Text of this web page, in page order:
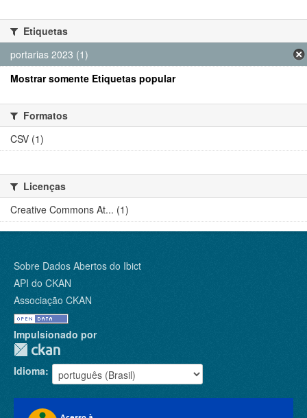
Etiquetas
portarias 2023 (1)
Mostrar somente Etiquetas popular
Formatos
CSV (1)
Licenças
Creative Commons At... (1)
Sobre Dados Abertos do Ibict
API do CKAN
Associação CKAN
Impulsionado por
Idioma